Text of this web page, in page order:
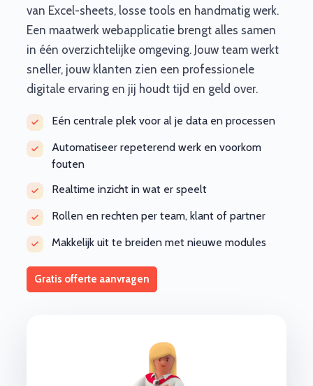
van Excel-sheets, losse tools en handmatig werk.
Een maatwerk webapplicatie brengt alles samen
in één overzichtelijke omgeving. Jouw team werkt
sneller, jouw klanten zien een professionele
digitale ervaring en jij houdt tijd en geld over.
Eén centrale plek voor al je data en processen
Automatiseer repeterend werk en voorkom
fouten
Realtime inzicht in wat er speelt
Rollen en rechten per team, klant of partner
Makkelijk uit te breiden met nieuwe modules
Gratis offerte aanvragen